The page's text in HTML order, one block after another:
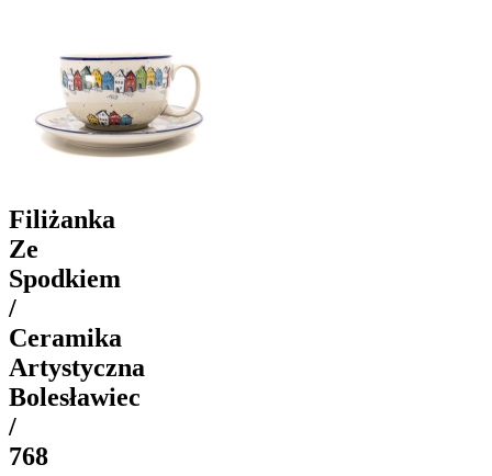
Filiżanka
Ze
Spodkiem
/
Ceramika
Artystyczna
Bolesławiec
/
768